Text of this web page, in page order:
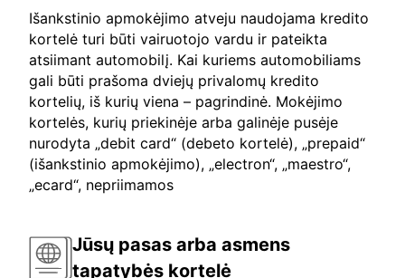
Išankstinio apmokėjimo atveju naudojama kredito
kortelė turi būti vairuotojo vardu ir pateikta
atsiimant automobilį. Kai kuriems automobiliams
gali būti prašoma dviejų privalomų kredito
kortelių, iš kurių viena – pagrindinė. Mokėjimo
kortelės, kurių priekinėje arba galinėje pusėje
nurodyta „debit card“ (debeto kortelė), „prepaid“
(išankstinio apmokėjimo), „electron“, „maestro“,
„ecard“, nepriimamos
Jūsų pasas arba asmens
tapatybės kortelė